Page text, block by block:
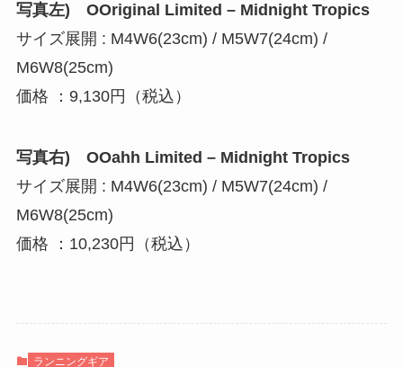
写真左) OOriginal Limited – Midnight Tropics
サイズ展開 : M4W6(23cm) / M5W7(24cm) /
M6W8(25cm)
価格 ：9,130円（税込）
写真右) OOahh Limited – Midnight Tropics
サイズ展開 : M4W6(23cm) / M5W7(24cm) /
M6W8(25cm)
価格 ：10,230円（税込）
ランニングギア